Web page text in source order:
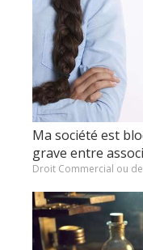
Ma société est
grave entre
Droit Commercial ou